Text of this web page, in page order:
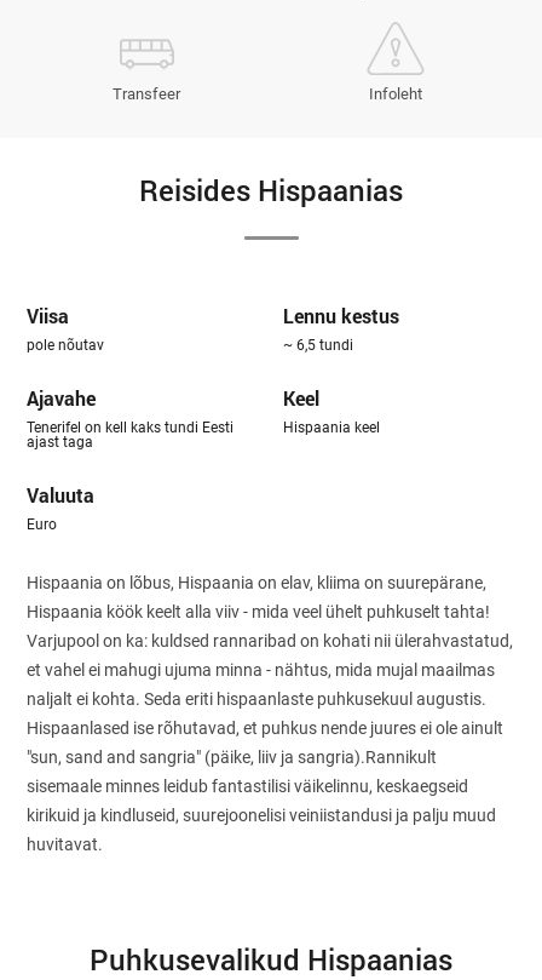
Transfeer Infoleht
Reisides Hispaanias
Viisa
pole nõutav
Lennu kestus
~ 6,5 tundi
Ajavahe
Tenerifel on kell kaks tundi Eesti
ajast taga
Keel
Hispaania keel
Valuuta
Euro
Hispaania on lõbus, Hispaania on elav, kliima on suurepärane,
Hispaania köök keelt alla viiv - mida veel ühelt puhkuselt tahta!
Varjupool on ka: kuldsed rannaribad on kohati nii ülerahvastatud,
et vahel ei mahugi ujuma minna - nähtus, mida mujal maailmas
naljalt ei kohta. Seda eriti hispaanlaste puhkusekuul augustis.
Hispaanlased ise rõhutavad, et puhkus nende juures ei ole ainult
"sun, sand and sangria" (päike, liiv ja sangria).Rannikult
sisemaale minnes leidub fantastilisi väikelinnu, keskaegseid
kirikuid ja kindluseid, suurejoonelisi veiniistandusi ja palju muud
huvitavat.
Puhkusevalikud Hispaanias